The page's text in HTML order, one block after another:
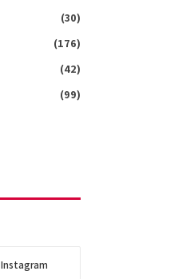
(30)
(176)
(42)
(99)
Instagram